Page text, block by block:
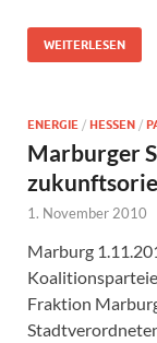
WEITERLESEN
ENERGIE / HESSEN /
Marburger
1. November 2010
Marburg
Fraktion